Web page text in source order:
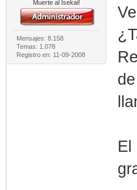
Muerte al Isekai!
Mensajes: 8.158
Temas: 1.078
Registro en: 11-09-2008
El